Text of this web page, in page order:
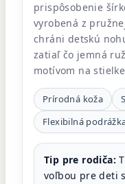
prispôsobenie
vyrobená z
chráni detskú
zatiaľ čo jemná
motívom na
Prírodná koža
Flexibilná
Tip pre rodiča:
voľbou pre deti